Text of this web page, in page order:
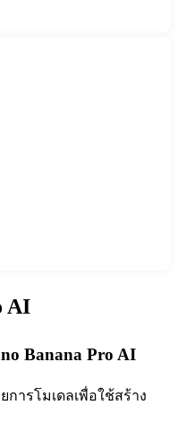
AI
Banana Pro AI
ยการโมเดลเพื่อใช้สร้าง